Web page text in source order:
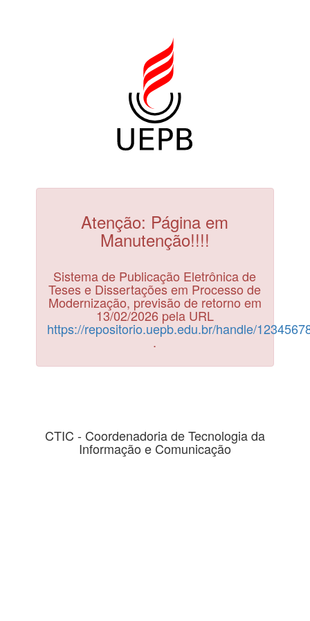
Atenção: Página em
Manutenção!!!!
Sistema de Publicação Eletrônica de
Teses e Dissertações em Processo de
Modernização, previsão de retorno em
13/02/2026 pela URL
https://repositorio.uepb.edu.br/handle/
.
CTIC - Coordenadoria de Tecnologia da
Informação e Comunicação